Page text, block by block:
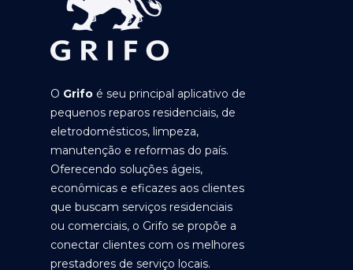
O Grifo é seu principal aplicativo de
pequenos reparos residenciais, de
eletrodomésticos, limpeza,
manutenção e reformas do país.
Oferecendo soluções ágeis,
econômicas e eficazes aos clientes
que buscam serviços residenciais
ou comerciais, o Grifo se propõe a
conectar clientes com os melhores
prestadores de serviço locais.